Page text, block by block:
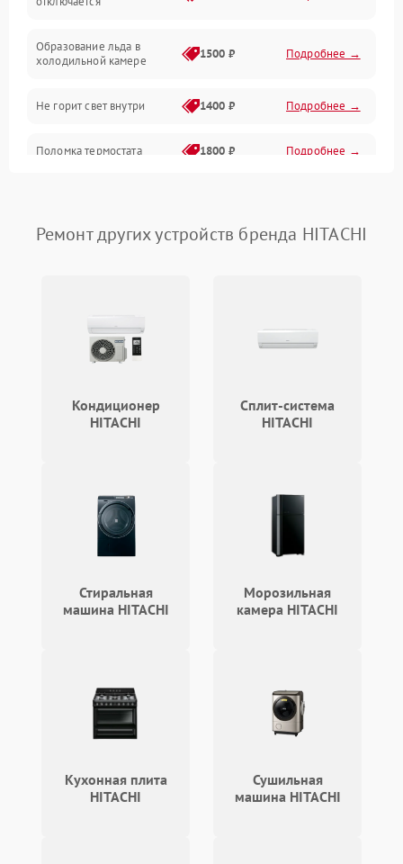
Образование льда в
холодильной камере
1500 ₽ Подробнее →
Не горит свет внутри 1400 ₽ Подробнее →
Поломка термостата 1800 ₽ Подробнее →
Поломка системы No Frost 2600 ₽ Подробнее →
Сбой в работе инвертора Подробнее →
Проблемы с системой
автоматической
Ремонт других устройств бренда HITACHI
Кондиционер
HITACHI
Сплит-система
HITACHI
Стиральная
машина HITACHI
Морозильная
камера HITACHI
Кухонная плита
HITACHI
Сушильная
машина HITACHI